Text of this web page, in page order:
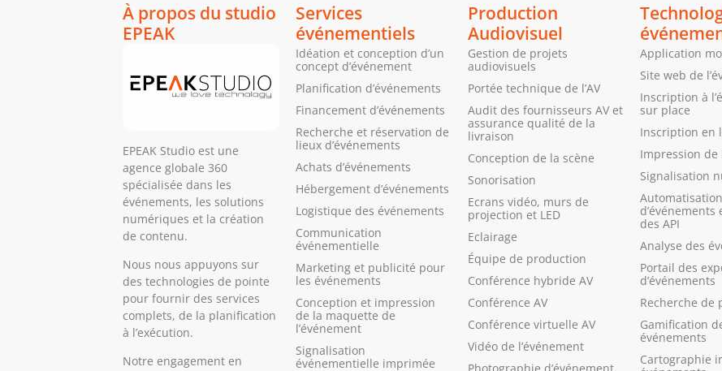
À propos du studio
EPEAK
EPEAK Studio est une
agence globale 360
spécialisée dans les
événements, les solutions
numériques et la création
de contenu.
Nous nous appuyons sur
des technologies de pointe
pour fournir des services
complets, de la planification
à l’exécution.
Notre engagement en
Services
événementiels
Idéation et conception d’un
concept d’événement
Planification d’événements
Financement d’événements
Recherche et réservation de
lieux d’événements
Achats d’événements
Hébergement d’événements
Logistique des événements
Communication
événementielle
Marketing et publicité pour
les événements
Conception et impression
de la maquette de
l’événement
Signalisation
événementielle imprimée
Production
Audiovisuel
Gestion de projets
audiovisuels
Portée technique de l’AV
Audit des fournisseurs AV et
assurance qualité de la
livraison
Conception de la scène
Sonorisation
Ecrans vidéo, murs de
projection et LED
Eclairage
Équipe de production
Conférence hybride AV
Conférence AV
Conférence virtuelle AV
Vidéo de l’événement
Application
Site web de
Inscription à
sur place
Inscription en
Impression de
Signalisation
des API
Analyse des
Portail des
d’événements
Recherche de
Gamification
événements
Cartographie